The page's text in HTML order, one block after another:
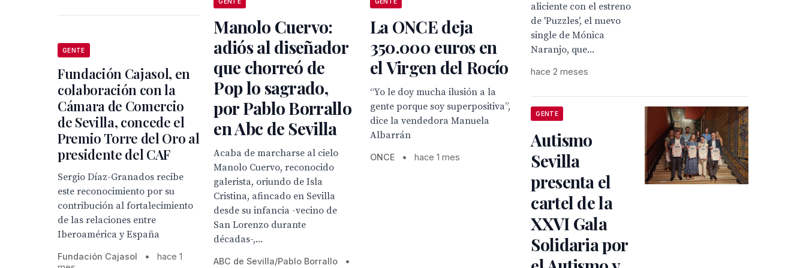
Manolo Cuervo:
adiós al diseñador
que chorreó de
Pop lo sagrado,
por Pablo Borrallo
en Abc de Sevilla
Acaba de marcharse al cielo
Manolo Cuervo, reconocido
galerista, oriundo de Isla
Cristina, afincado en Sevilla
desde su infancia -vecino de
San Lorenzo durante
décadas-,...
ABC de Sevilla/Pablo Borrallo
•
La ONCE deja
350.000 euros en
el Virgen del Rocío
“Yo le doy mucha ilusión a la
gente porque soy superpositiva”,
dice la vendedora Manuela
Albarrán
ONCE • hace 1 mes
GENTE
Fundación Cajasol, en
colaboración con la
Cámara de Comercio
de Sevilla, concede el
Premio Torre del Oro al
presidente del CAF
Sergio Díaz-Granados recibe
este reconocimiento por su
contribución al fortalecimiento
de las relaciones entre
Iberoamérica y España
Fundación Cajasol •
hace 1
aliciente con el estreno
de 'Puzzles', el nuevo
single de Mónica
Naranjo, que...
hace 2 meses
GENTE
Autismo
Sevilla
presenta el
cartel de la
XXVI Gala
Solidaria por